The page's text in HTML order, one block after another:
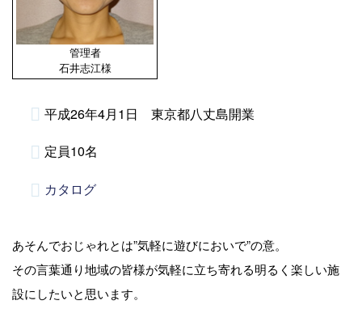
管理者
石井志江様
平成26年4月1日 東京都八丈島開業
定員10名
カタログ
あそんでおじゃれとは”気軽に遊びにおいで”の意。
その言葉通り地域の皆様が気軽に立ち寄れる明るく楽しい施
設にしたいと思います。